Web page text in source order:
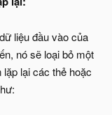
liệu đầu vào của
nó sẽ loại bỏ một
lại các thẻ hoặc